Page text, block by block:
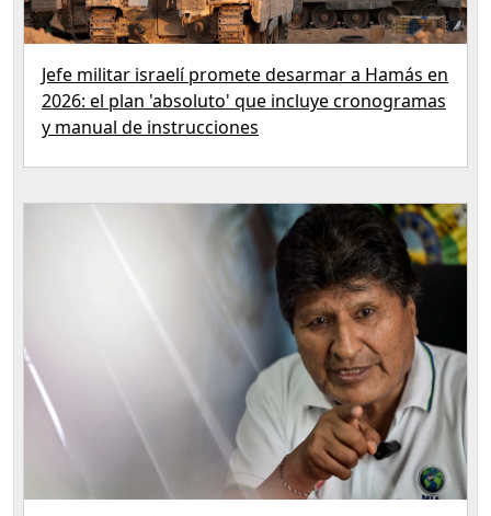
Jefe militar israelí promete desarmar a Hamás en
2026: el plan 'absoluto' que incluye cronogramas
y manual de instrucciones